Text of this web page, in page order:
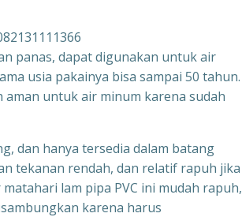
panas, dapat digunakan untuk air
usia pakainya bisa sampai 50 tahun.
aman untuk air minum karena sudah
dan hanya tersedia dalam batang
tekanan rendah, dan relatif rapuh jika
lam pipa PVC ini mudah rapuh,
karena harus